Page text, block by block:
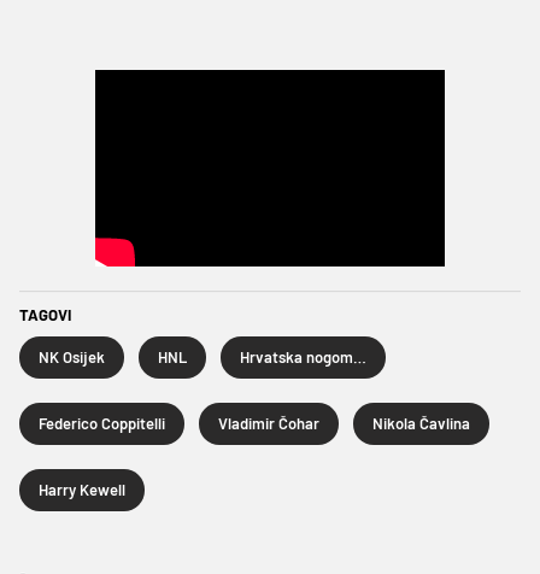
TAGOVI
NK Osijek HNL
Federico Coppitelli Vladimir Čohar Nikola Čavlina
Harry Kewell